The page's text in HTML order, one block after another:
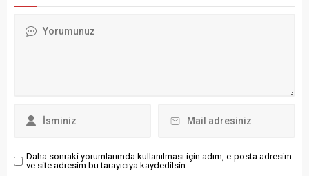
Daha sonraki yorumlarımda kullanılması için adım, e-posta adresim
ve site adresim bu tarayıcıya kaydedilsin.